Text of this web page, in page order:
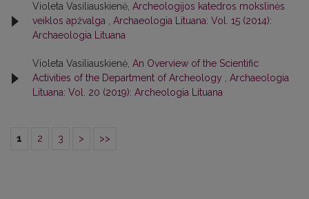
Violeta Vasiliauskienė, Archeologijos katedros mokslinės
veiklos apžvalga
Archaeologia Lituana: Vol. 15 (2014):
Archaeologia Lituana
Violeta Vasiliauskienė, An Overview of the Scientific
Activities of the Department of Archeology
Archaeologia
Lituana: Vol. 20 (2019): Archeologia Lituana
1 2 3 > >>